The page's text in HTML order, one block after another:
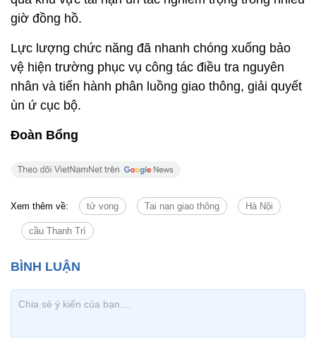
giờ đồng hồ.
Lực lượng chức năng đã nhanh chóng xuống bảo
vệ hiện trường phục vụ công tác điều tra nguyên
nhân và tiến hành phân luồng giao thông, giải quyết
ùn ứ cục bộ.
Đoàn Bổng
Xem thêm về: tử vong Tai nạn giao thông Hà Nội
cầu Thanh Trì